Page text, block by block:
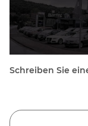
Schreiben Sie